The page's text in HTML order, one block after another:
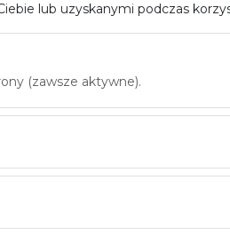
lub uzyskanymi podczas
(zawsze aktywne).